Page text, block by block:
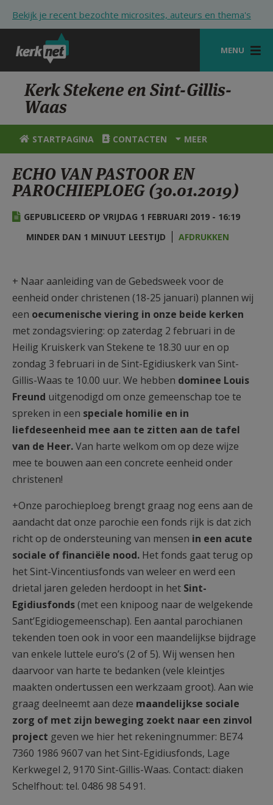
Bekijk je recent bezochte microsites, auteurs en thema's
MENU
STARTPAGINA
KERK
VIERINGEN
ZOEKEN
HULP
STARTPAGINA PORTAAL
AANMELDEN OF REGISTREREN
Kerk Stekene en Sint-Gillis-
Waas
STARTPAGINA CONTACTEN MEER
ECHO VAN PASTOOR EN
PAROCHIEPLOEG (30.01.2019)
GEPUBLICEERD OP VRIJDAG 1 FEBRUARI 2019 - 16:19
MINDER DAN 1 MINUUT LEESTIJD
AFDRUKKEN
+ Naar aanleiding van de Gebedsweek voor de
eenheid onder christenen (18-25 januari) plannen wij
een oecumenische viering in onze beide kerken
met zondagsviering: op zaterdag 2 februari in de
Heilig Kruiskerk van Stekene te 18.30 uur en op
zondag 3 februari in de Sint-Egidiuskerk van Sint-
Gillis-Waas te 10.00 uur. We hebben dominee Louis
Freund uitgenodigd om onze gemeenschap toe te
spreken in een speciale homilie en in
liefdeseenheid mee aan te zitten aan de tafel
van de Heer.Van harte welkom om op deze wijze
mee te bouwen aan een concrete eenheid onder
christenen!
+Onze parochieploeg brengt graag nog eens aan de
aandacht dat onze parochie een fonds rijk is dat zich
richt op de ondersteuning van mensen in een acute
sociale of financiële nood. Het fonds gaat terug op
het Sint-Vincentiusfonds van weleer en werd een
drietal jaren geleden herdoopt in het Sint-
Egidiusfonds (met een knipoog naar de welgekende
Sant’Egidiogemeenschap). Een aantal parochianen
tekenden toen ook in voor een maandelijkse bijdrage
van enkele luttele euro’s (2 of 5). Wij wensen hen
daarvoor van harte te bedanken (vele kleintjes
maakten ondertussen een werkzaam groot). Aan wie
graag deelneemt aan deze maandelijkse sociale
zorg of met zijn beweging zoekt naar een zinvol
project geven we hier het rekeningnummer: BE74
7360 1986 9607 van het Sint-Egidiusfonds, Lage
Kerkwegel 2, 9170 Sint-Gillis-Waas. Contact: diaken
Schelfhout: tel. 0486 98 54 91.